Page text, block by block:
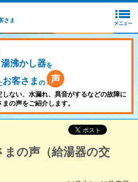
さま
沸かし器を
お客さま の
ない、水漏れ、異音がするなどの故障に
の声をご紹介します。
まの声（給湯器の交